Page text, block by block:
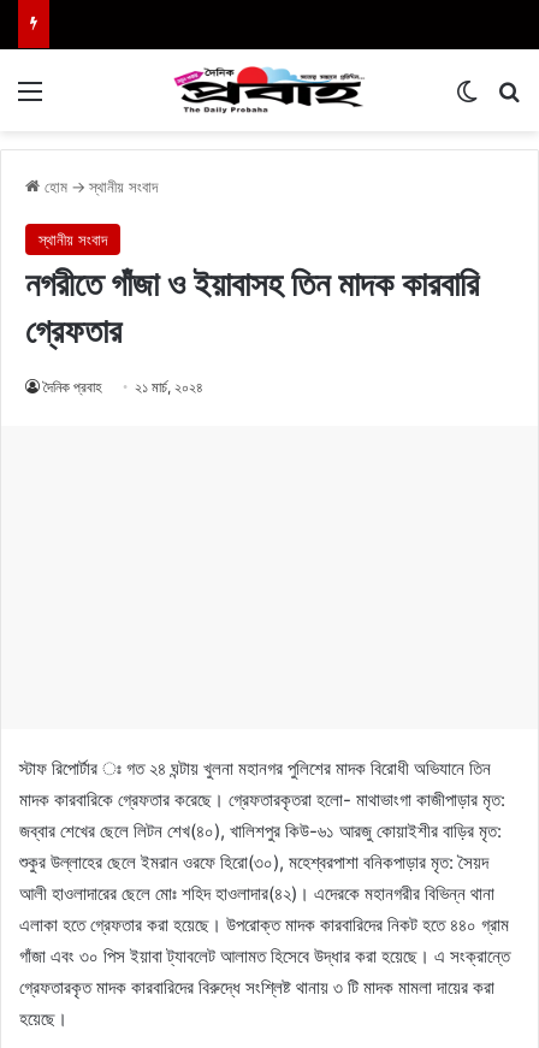
হোম → স্থানীয় সংবাদ
স্থানীয় সংবাদ
নগরীতে গাঁজা ও ইয়াবাসহ তিন মাদক কারবারি
গ্রেফতার
দৈনিক প্রবাহ ২১ মার্চ, ২০২৪
স্টাফ রিপোর্টার ঃ গত ২৪ ঘন্টায় খুলনা মহানগর পুলিশের মাদক বিরোধী অভিযানে তিন
মাদক কারবারিকে গ্রেফতার করেছে। গ্রেফতারকৃতরা হলো- মাথাভাংগা কাজীপাড়ার মৃত:
জব্বার শেখের ছেলে লিটন শেখ(৪০), খালিশপুর কিউ-৬১ আরজু কোয়াইশীর বাড়ির মৃত:
শুকুর উল্লাহের ছেলে ইমরান ওরফে হিরো(৩০), মহেশ্বরপাশা বনিকপাড়ার মৃত: সৈয়দ
আলী হাওলাদারের ছেলে মোঃ শহিদ হাওলাদার(৪২)। এদেরকে মহানগরীর বিভিন্ন থানা
এলাকা হতে গ্রেফতার করা হয়েছে। উপরোক্ত মাদক কারবারিদের নিকট হতে ৪৪০ গ্রাম
গাঁজা এবং ৩০ পিস ইয়াবা ট্যাবলেট আলামত হিসেবে উদ্ধার করা হয়েছে। এ সংক্রান্তে
গ্রেফতারকৃত মাদক কারবারিদের বিরুদ্ধে সংশ্লিষ্ট থানায় ৩ টি মাদক মামলা দায়ের করা
হয়েছে।